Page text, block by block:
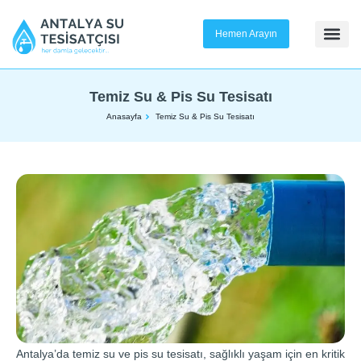
Hemen Arayın
Temiz Su & Pis Su Tesisatı
Anasayfa Temiz Su & Pis Su Tesisatı
Antalya’da temiz su ve pis su tesisatı, sağlıklı yaşam için en kritik